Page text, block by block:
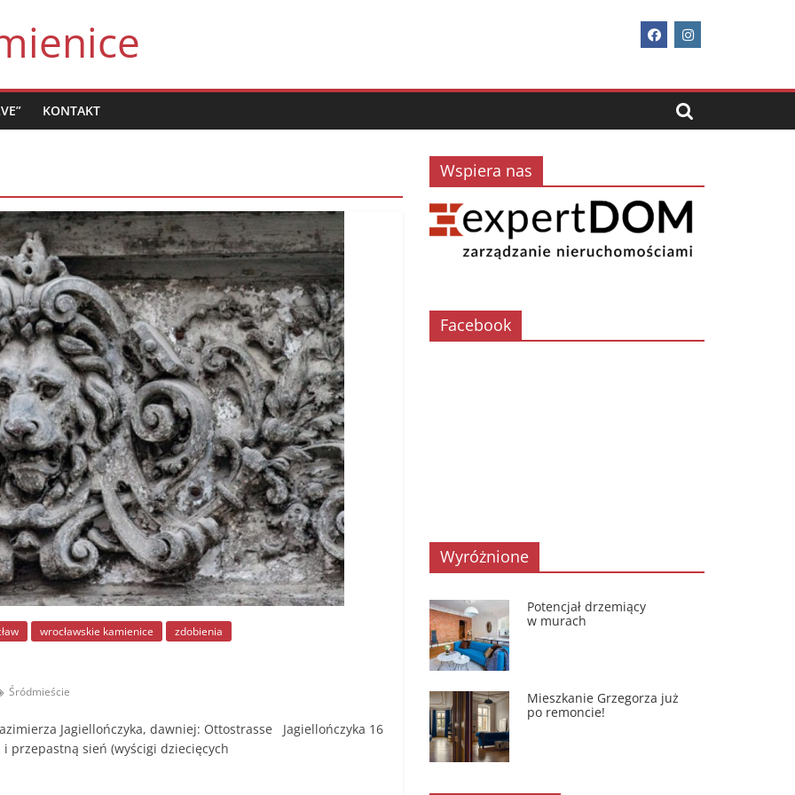
KONTAKT
wrocławskie kamienice zdobienia
Śródmieście
Jagiellończyka, dawniej: Ottostrasse Jagiellończyka 16
i przepastną sień (wyścigi dziecięcych
Wspiera nas
Facebook
Wyróżnione
Potencjał drzemiący
w murach
Mieszkanie Grzegorza już
po remoncie!